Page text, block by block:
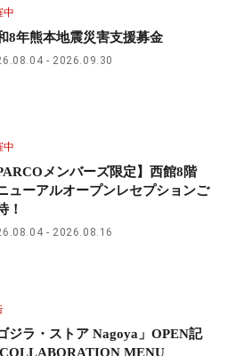
中
8年熊本地震災害支援募金
2026.09.30
中
PARCOメンバーズ限定】西館8階
ューアルオープンレセプションご
！
2026.08.16
ゴジラ・ストア Nagoya」OPEN記
MENU